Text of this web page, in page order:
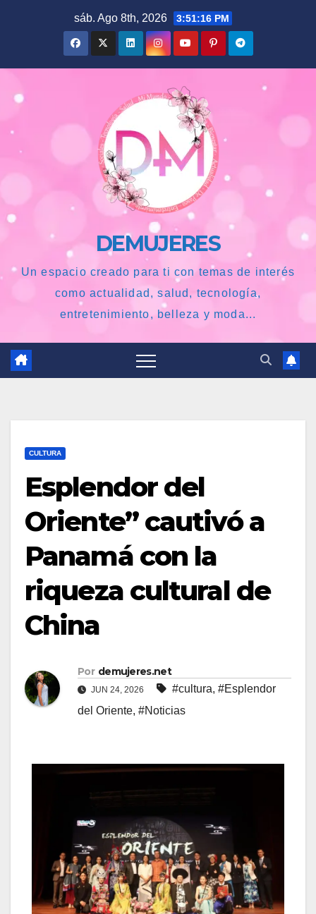
sáb. Ago 8th, 2026 3:51:18 PM
DEMUJERES
Un espacio creado para ti con temas de interés
como actualidad, salud, tecnología,
entretenimiento, belleza y moda...
CULTURA
Esplendor del
Oriente” cautivó a
Panamá con la
riqueza cultural de
China
Por demujeres.net
JUN 24, 2026 #cultura, #Esplendor
del Oriente, #Noticias